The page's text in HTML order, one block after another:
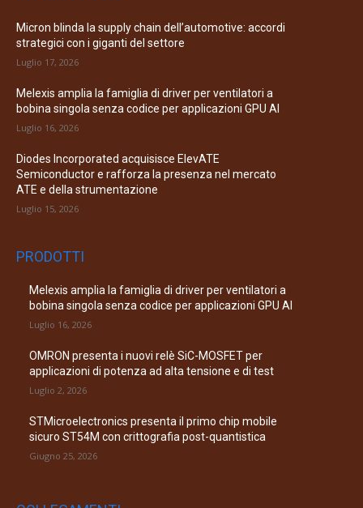
Micron blinda la supply chain dell’automotive: accordi
strategici con i giganti del settore
Luglio 17, 2026
Melexis amplia la famiglia di driver per ventilatori a
bobina singola senza codice per applicazioni GPU AI
Luglio 16, 2026
Diodes Incorporated acquisisce ElevATE
Semiconductor e rafforza la presenza nel mercato
ATE e della strumentazione
Luglio 15, 2026
PRODOTTI
Melexis amplia la famiglia di driver per ventilatori a
bobina singola senza codice per applicazioni GPU AI
Luglio 16, 2026
OMRON presenta i nuovi relè SiC-MOSFET per
applicazioni di potenza ad alta tensione e di test
Luglio 2, 2026
STMicroelectronics presenta il primo chip mobile
sicuro ST54M con crittografia post-quantistica
Giugno 25, 2026